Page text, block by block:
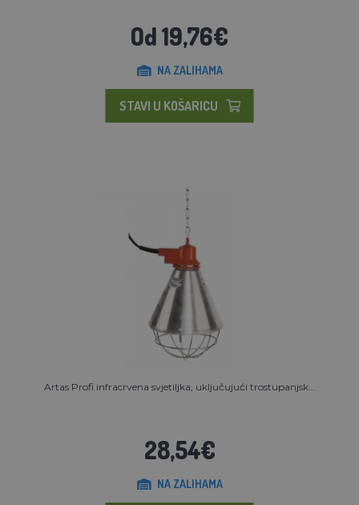
Od 19,76€
NA ZALIHAMA
STAVI U KOŠARICU
Artas Profi infracrvena svjetiljka, uključujući trostupanjsk...
28,54€
NA ZALIHAMA